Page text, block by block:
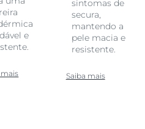
e
mais
sintomas de
secura,
mantendo a
pele macia e
resistente.
Saiba mais